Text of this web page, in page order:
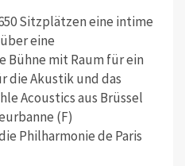
Sitzplätzen eine intime
eine
Bühne mit Raum für ein
die Akustik und das
Acoustics aus Brüssel
(F)
Philharmonie de Paris